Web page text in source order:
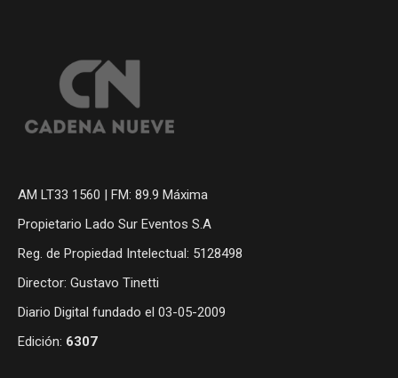
AM LT33 1560 | FM: 89.9 Máxima
Propietario Lado Sur Eventos S.A
Reg. de Propiedad Intelectual: 5128498
Director: Gustavo Tinetti
Diario Digital fundado el 03-05-2009
Edición: 6307